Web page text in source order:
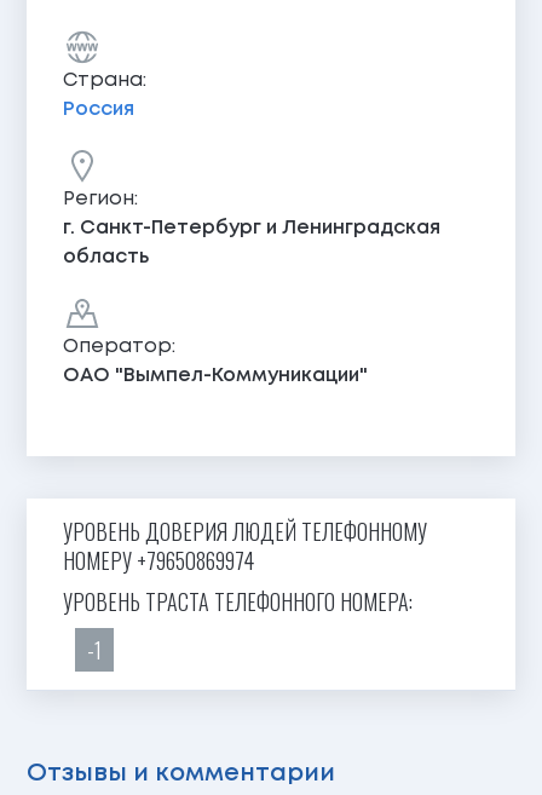
Страна:
Россия
Регион:
г. Санкт-Петербург и Ленинградская
область
Оператор:
ОАО "Вымпел-Коммуникации"
УРОВЕНЬ ДОВЕРИЯ ЛЮДЕЙ ТЕЛЕФОННОМУ
НОМЕРУ +79650869974
УРОВЕНЬ ТРАСТА ТЕЛЕФОННОГО НОМЕРА:
-1
Отзывы и комментарии